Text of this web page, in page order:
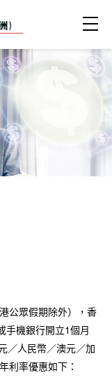
上定期存款
公眾假期除外），香
手機銀行開立1個月
／人民幣／澳元／加
利率優惠如下：